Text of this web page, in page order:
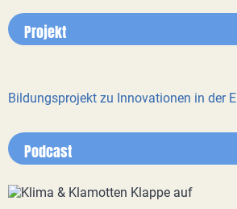
Projekt
Bildungsprojekt zu Innovationen in der
Podcast